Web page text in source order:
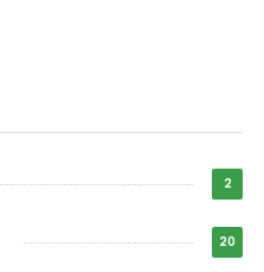
2
20